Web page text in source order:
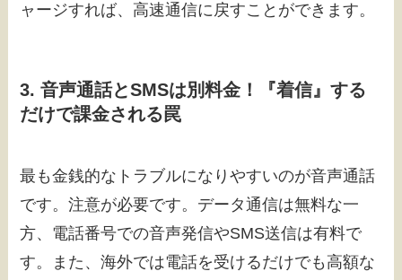
ャージすれば、高速通信に戻すことができます。
3. 音声通話とSMSは別料金！『着信』する
だけで課金される罠
最も金銭的なトラブルになりやすいのが音声通話
です。注意が必要です。データ通信は無料な一
方、電話番号での音声発信やSMS送信は有料で
す。また、海外では電話を受けるだけでも高額な